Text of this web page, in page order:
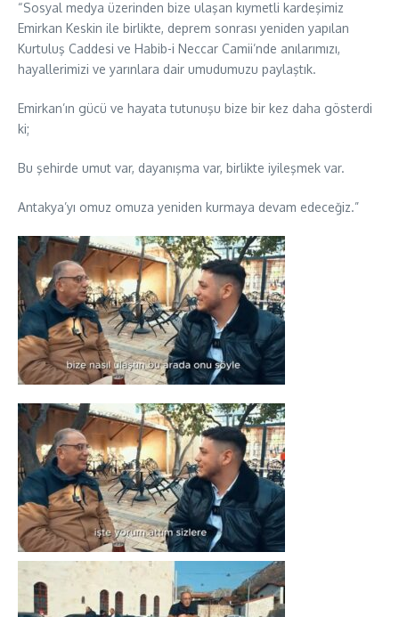
“Sosyal medya üzerinden bize ulaşan kıymetli kardeşimiz
Emirkan Keskin ile birlikte, deprem sonrası yeniden yapılan
Kurtuluş Caddesi ve Habib-i Neccar Camii’nde anılarımızı,
hayallerimizi ve yarınlara dair umudumuzu paylaştık.
Emirkan’ın gücü ve hayata tutunuşu bize bir kez daha gösterdi
ki;
Bu şehirde umut var, dayanışma var, birlikte iyileşmek var.
Antakya’yı omuz omuza yeniden kurmaya devam edeceğiz.”